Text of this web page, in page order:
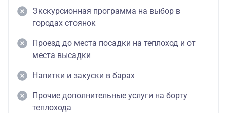
Экскурсионная программа на выбор в
городах стоянок
Проезд до места посадки на теплоход и от
места высадки
Напитки и закуски в барах
Прочие дополнительные услуги на борту
теплохода